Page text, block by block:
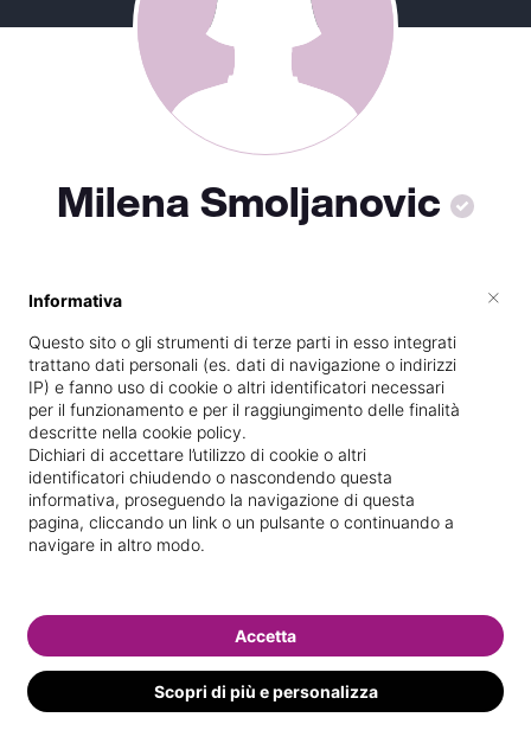
Milena Smoljanovic
Specializzata in
benessere
Vedi le informazioni di Milena
Informativa
Questo sito o gli strumenti di terze parti in esso integrati
trattano dati personali (es. dati di navigazione o indirizzi
IP) e fanno uso di cookie o altri identificatori necessari
per il funzionamento e per il raggiungimento delle finalità
descritte nella cookie policy.
Dichiari di accettare l’utilizzo di cookie o altri
identificatori chiudendo o nascondendo questa
informativa, proseguendo la navigazione di questa
pagina, cliccando un link o un pulsante o continuando a
navigare in altro modo.
Scopri di più e personalizza
Accetta
×